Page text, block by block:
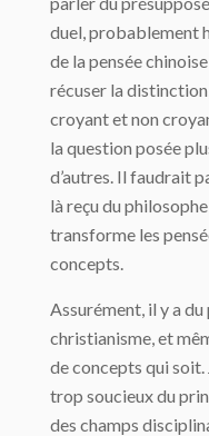
duel, probablement
de la pensée chinoise
récuser la
croyant et non
la question posée
d’autres. Il faudrait
là reçu du
transforme les
concepts.
Assurément, il y a
christianisme, et
de concepts qui soit.
trop soucieux du
des champs